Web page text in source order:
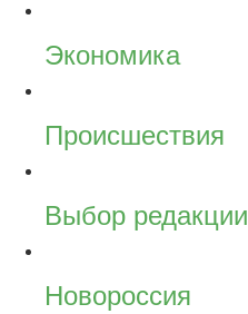
Экономика
Происшествия
Выбор редакции
Новороссия